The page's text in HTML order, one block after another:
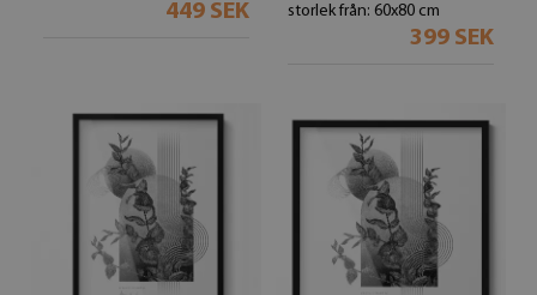
449 SEK storlek från: 60x80 cm
399 SEK